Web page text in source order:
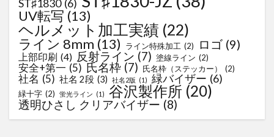
ST♯1830 (6)
UV転写 (13)
ヘルメット加工実績 (22)
ライン 8mm (13) ライン特殊加工 (2) ロゴ (9)
上部印刷 (4) 反射ライン (7) 塗線ライン (2)
安全+第一 (5) 氏名枠 (7) 氏名枠（ステッカー） (2)
社名 (5) 社名 2段 (3) 社名2版 (1) 緑バイザー (6)
緑十字 (2) 蛍光ライン (1) 谷沢製作所 (20)
透明ひさし クリアバイザー (8)